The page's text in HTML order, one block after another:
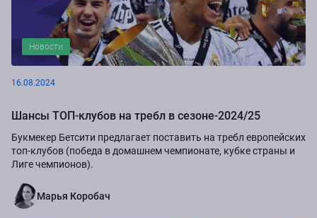
Новости
16.08.2024
Шансы ТОП-клубов на требл в сезоне-2024/25
Букмекер Бетсити предлагает поставить на требл европейских
топ-клубов (победа в домашнем чемпионате, кубке страны и
Лиге чемпионов).
Марья Коробач